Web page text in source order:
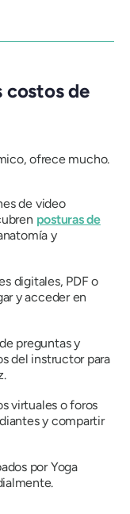
costos de
ofrece mucho.
de video
posturas de
y
digitales, PDF o
y acceder en
preguntas y
del instructor para
virtuales o foros
y compartir
por Yoga